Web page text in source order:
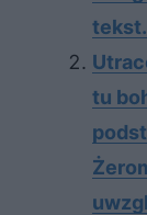
tekst.
tu